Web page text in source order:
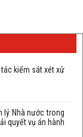
tác kiểm sát xét xử
lý Nhà nước trong
quyết vụ án hành